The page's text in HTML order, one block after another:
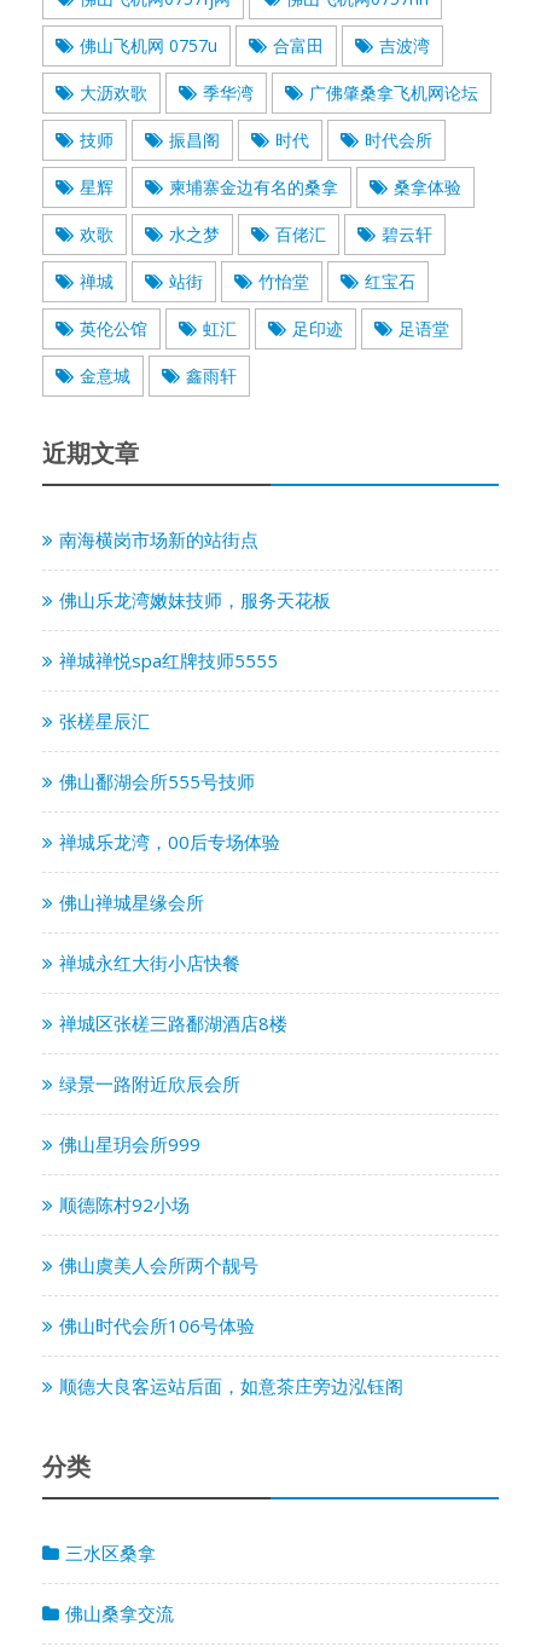
佛山飞机网 0757u 合富田 吉波湾
大沥欢歌 季华湾 广佛肇桑拿飞机网论坛
技师 振昌阁 时代 时代会所
星辉 柬埔寨金边有名的桑拿 桑拿体验
欢歌 水之梦 百佬汇 碧云轩
禅城 站街 竹怡堂 红宝石
英伦公馆 虹汇 足印迹 足语堂
金意城 鑫雨轩
近期文章
南海横岗市场新的站街点
佛山乐龙湾嫩妹技师，服务天花板
禅城禅悦spa红牌技师5555
张槎星辰汇
佛山鄱湖会所555号技师
禅城乐龙湾，00后专场体验
佛山禅城星缘会所
禅城永红大街小店快餐
禅城区张槎三路鄱湖酒店8楼
绿景一路附近欣辰会所
佛山星玥会所999
顺德陈村92小场
佛山虞美人会所两个靓号
佛山时代会所106号体验
顺德大良客运站后面，如意茶庄旁边泓钰阁
分类
三水区桑拿
佛山桑拿交流